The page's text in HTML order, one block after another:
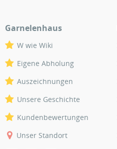
Garnelenhaus
W wie Wiki
Eigene Abholung
Auszeichnungen
Unsere Geschichte
Kundenbewertungen
Unser Standort